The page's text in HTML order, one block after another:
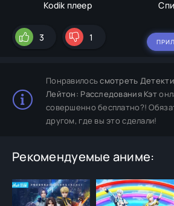
Kodik плеер
3 1
Понравилосьсмотреть
Лейтон: Расследования Кэт
совершенно бесплатно?!
другом, где вы это сделали!
Рекомендуемые аниме: